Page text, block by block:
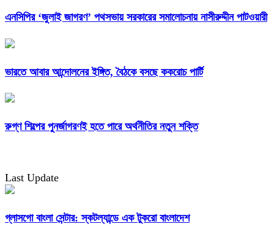
এনসিপির ‘জুলাই জাগরণ’ পথসভায় সরকারের সমালোচনায় নাসীরুদ্দীন পাটওয়ারী
ভারতে আবার আন্দোলনের ইঙ্গিত, বৈঠকে বসছে ককরোচ পার্টি
রুগ্ণ শিল্পের পুনর্জাগরণই হতে পারে অর্থনীতির নতুন শক্তি
Last Update
গ্লাসগো বাংলা সেন্টার: স্কটল্যান্ডে এক টুকরো বাংলাদেশ